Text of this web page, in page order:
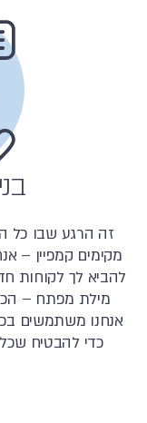
זה הרגע שבו כל
להביא לך לקוחות
מילת מפתח –
אנחנו משתמשים
כדי להבטיח